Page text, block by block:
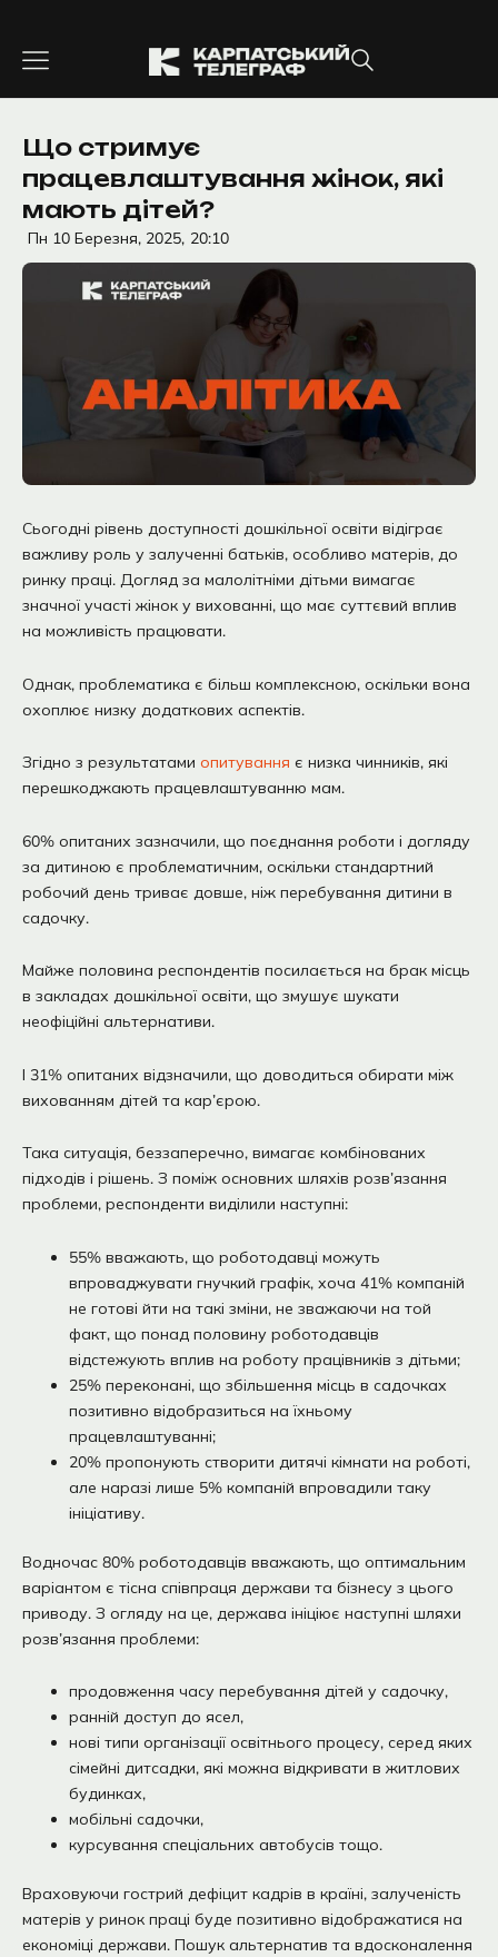
вмісту
Що стримує
працевлаштування жінок, які
мають дітей?
Пн 10 Березня, 2025, 20:10
Сьогодні рівень доступності дошкільної освіти відіграє
важливу роль у залученні батьків, особливо матерів, до
ринку праці. Догляд за малолітніми дітьми вимагає
значної участі жінок у вихованні, що має суттєвий вплив
на можливість працювати.
Однак, проблематика є більш комплексною, оскільки вона
охоплює низку додаткових аспектів.
Згідно з результатами опитування є низка чинників, які
перешкоджають працевлаштуванню мам.
60% опитаних зазначили, що поєднання роботи і догляду
за дитиною є проблематичним, оскільки стандартний
робочий день триває довше, ніж перебування дитини в
садочку.
Майже половина респондентів посилається на брак місць
в закладах дошкільної освіти, що змушує шукати
неофіційні альтернативи.
І 31% опитаних відзначили, що доводиться обирати між
вихованням дітей та кар’єрою.
Така ситуація, беззаперечно, вимагає комбінованих
підходів і рішень. З поміж основних шляхів розв’язання
проблеми, респонденти виділили наступні:
55% вважають, що роботодавці можуть
впроваджувати гнучкий графік, хоча 41% компаній
не готові йти на такі зміни, не зважаючи на той
факт, що понад половину роботодавців
відстежують вплив на роботу працівників з дітьми;
25% переконані, що збільшення місць в садочках
позитивно відобразиться на їхньому
працевлаштуванні;
20% пропонують створити дитячі кімнати на роботі,
але наразі лише 5% компаній впровадили таку
ініціативу.
Водночас 80% роботодавців вважають, що оптимальним
варіантом є тісна співпраця держави та бізнесу з цього
приводу. З огляду на це, держава ініціює наступні шляхи
розв’язання проблеми:
продовження часу перебування дітей у садочку,
ранній доступ до ясел,
нові типи організації освітнього процесу, серед яких
сімейні дитсадки, які можна відкривати в житлових
будинках,
мобільні садочки,
курсування спеціальних автобусів тощо.
Враховуючи гострий дефіцит кадрів в країні, залученість
матерів у ринок праці буде позитивно відображатися на
економіці держави. Пошук альтернатив та вдосконалення